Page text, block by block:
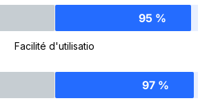
95 %
Facilité d'utilisatio
97 %